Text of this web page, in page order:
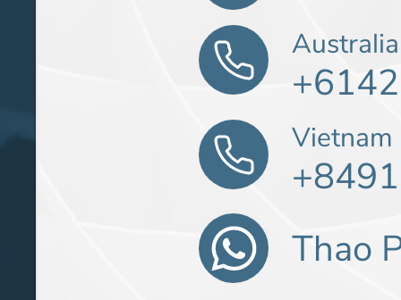
Australia
Thao
Vietnam